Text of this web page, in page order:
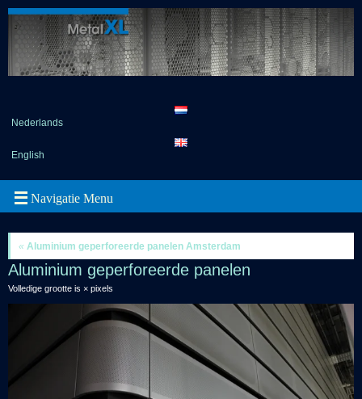
Nederlands
English
« Aluminium geperforeerde panelen Amsterdam
Aluminium geperforeerde panelen
Volledige grootte is × pixels